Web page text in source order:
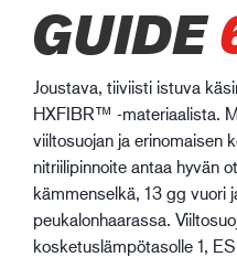
GUIDE
Joustava, tiiviisti istuva
HXFIBR™ -materiaalista.
viiltosuojan ja erinomaisen
nitriilipinnoite antaa hyvän
kämmenselkä, 13 gg vuori
peukalonhaarassa.
kosketuslämpötasolle 1,